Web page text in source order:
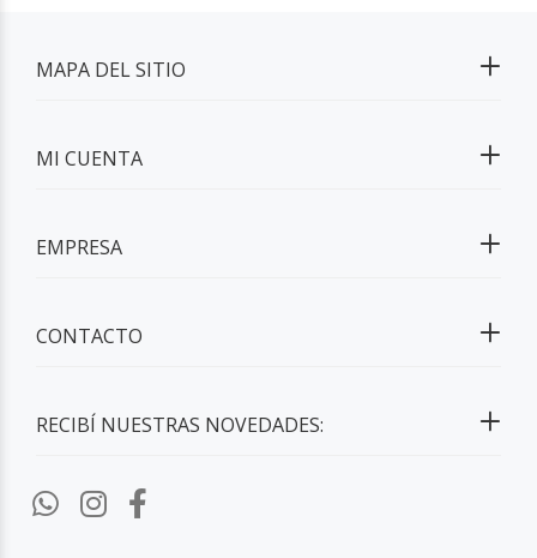
RECIBÍ NUESTRAS NOVEDADES:
MAPA DEL SITIO
MI CUENTA
EMPRESA
CONTACTO